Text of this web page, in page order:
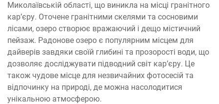
Миколаївській області, що виникла на місці гранітного
кар’єру. Оточене гранітними скелями та сосновими
лісами, озеро створює вражаючий і дещо містичний
пейзаж. Радонове озеро є популярним місцем для
дайверів завдяки своїй глибині та прозорості води, що
дозволяє досліджувати підводний світ кар’єру. Це
також чудове місце для незвичайних фотосесій та
відпочинку на природі, де можна насолодитися
унікальною атмосферою.